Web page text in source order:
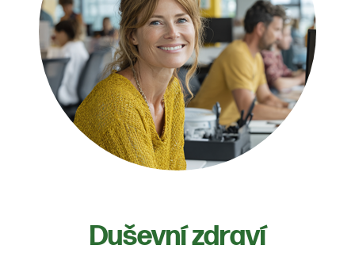
Duševní zdraví